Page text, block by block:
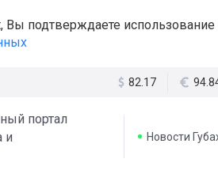
Вы подтверждаете
82.17
портал
и
Новости